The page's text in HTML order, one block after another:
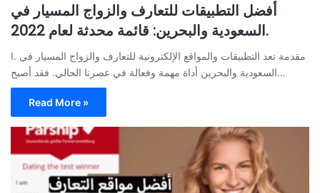
أفضل التطبيقات للتعارف والزواج المسيار في
السعودية والبحرين: قائمة محدثة لعام 2022.
I. مقدمة تعد التطبيقات والمواقع الإلكترونية للتعارف والزواج المسيار في
السعودية والبحرين أداة مهمة وفعالة في عصرنا الحالي. فقد أصبح…
Read More »